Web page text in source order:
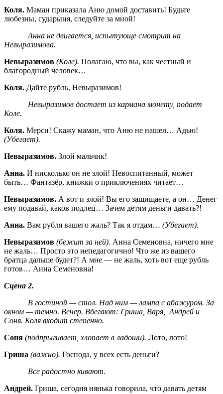
Коля. Маман приказала Аню домой доставить! Будьте
любезны, сударыня, следуйте за мной!
Анна не двигается, испытующе смотрит на
Невыразимова.
Невыразимов (Коле). Полагаю, что вы, как честный и
благородный человек…
Коля. Дайте рубль, Невыразимов!
Невыразимов достает из кармана монету, подает
Коле.
Коля. Мерси! Скажу маман, что Аню не нашел… Адью!
(Убегает).
Невыразимов. Злой мальчик!
Анна. И нисколько он не злой! Невоспитанный, может
быть… Фантазёр, книжки о приключениях читает…
Невыразимов. А вот и злой! Вы его защищаете, а он… Денег
ему подавай, каков подлец… Зачем детям деньги давать?!
Анна. Вам рубля вашего жаль? Так я отдам… (Убегает).
Невыразимов (бежит за ней). Анна Семеновна, ничего мне
не жаль… Просто это непедагогично! Что же из вашего
братца дальше будет?! А мне — не жаль, хоть вот еще рубль
готов… Анна Семеновна!
Сцена 2.
В гостиной — стол. Над ним — лампа с абажуром. За
окном — темно. Вечер. Вбегают: Гриша, Варя, Андрей и
Соня. Коля входит степенно.
Соня (подпрыгивает, хлопает в ладоши). Лото, лото!
Гриша (важно). Господа, у всех есть деньги?
Все радостно кивают.
Андрей. Гриша, сегодня нянька говорила, что давать детям